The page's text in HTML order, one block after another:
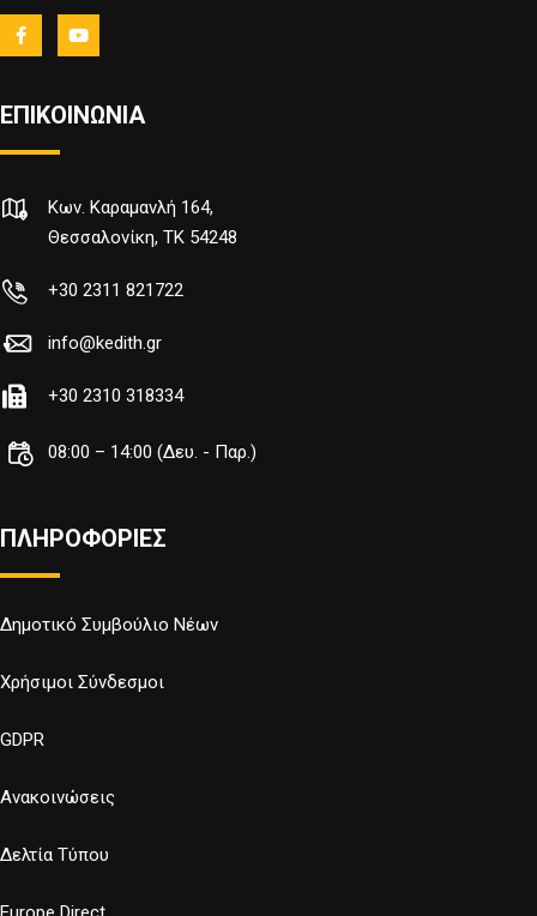
ΕΠΙΚΟΙΝΩΝΙΑ
Κων. Καραμανλή 164,
Θεσσαλονίκη, TK 54248
+30 2311 821722
info@kedith.gr
+30 2310 318334
08:00 – 14:00 (Δευ. - Παρ.)
ΠΛΗΡΟΦΟΡΙΕΣ
Δημοτικό Συμβούλιο Νέων
Χρήσιμοι Σύνδεσμοι
GDPR
Ανακοινώσεις
Δελτία Τύπου